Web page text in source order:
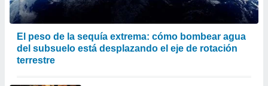
El peso de la sequía extrema: cómo bombear agua
del subsuelo está desplazando el eje de rotación
terrestre